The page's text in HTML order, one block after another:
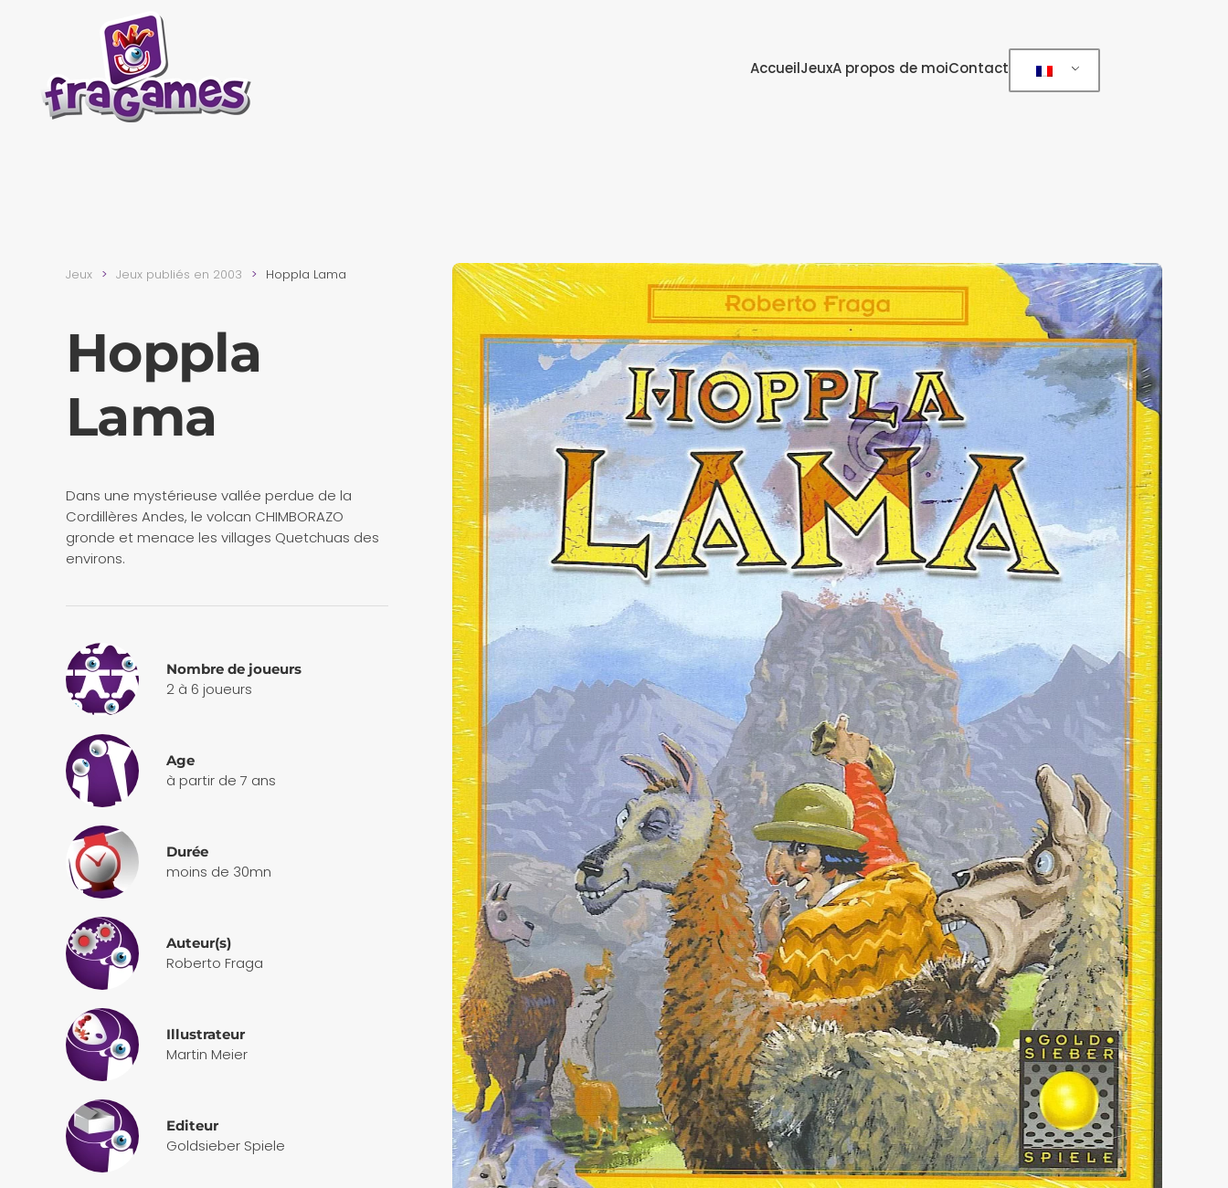
Skip to main content
AccueilJeuxA propos de moiContact
Jeux Jeux publiés en 2003 Hoppla Lama
Hoppla
Lama
Dans une mystérieuse vallée perdue de la
Cordillères Andes, le volcan CHIMBORAZO
gronde et menace les villages Quetchuas des
environs.
Nombre de joueurs
2 à 6 joueurs
Age
à partir de 7 ans
Durée
moins de 30mn
Auteur(s)
Roberto Fraga
Illustrateur
Martin Meier
Editeur
Goldsieber Spiele